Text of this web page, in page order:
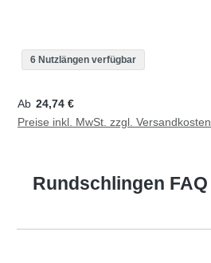
6 Nutzlängen verfügbar
Regulärer Preis:
Ab 24,74 €
Preise inkl. MwSt. zzgl. Versandkosten
Rundschlingen FAQ